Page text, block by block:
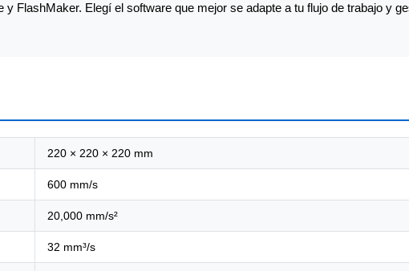
FlashMaker. Elegí el software que mejor se adapte a tu flujo de trabajo y
220 × 220 × 220 mm
600 mm/s
20,000 mm/s²
32 mm³/s